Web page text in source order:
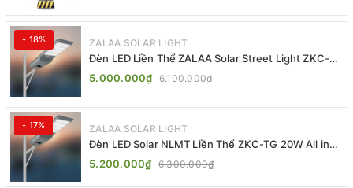
- 18% ZALAA SOLAR LIGHT
Đèn LED Liền Thể ZALAA Solar Street Light ZKC-
TG 20W 25W 30W All In One
5.000.000₫ 6.100.000₫
- 17% ZALAA SOLAR LIGHT
Đèn LED Solar NLMT Liền Thể ZKC-TG 20W All in
One | ZALAA Street Light
5.200.000₫ 6.300.000₫